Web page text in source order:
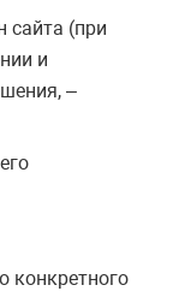
сайта (при
и
–
конкретного